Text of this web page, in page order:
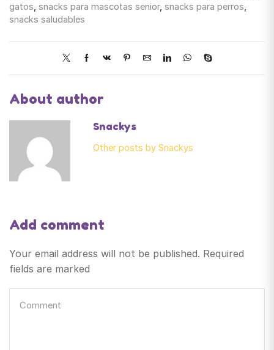
gatos snacks para mascotas senior, snacks para perros
snacks saludables
About author
Snackys
Other posts by Snackys
Add comment
Your email address will not be published. Required
fields are marked